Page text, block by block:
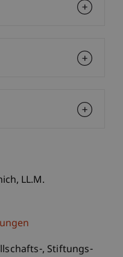
LL.M.
, Stiftungs-